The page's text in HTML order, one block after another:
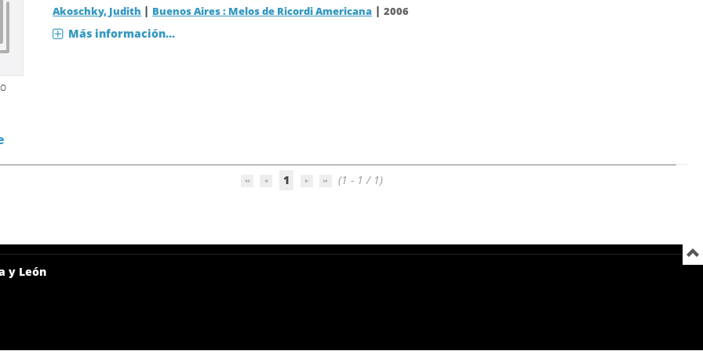
Akoschky, Judith | Buenos Aires : Melos de Ricordi Americana |2006
Más información...
1 (1 - 1 / 1)
y León